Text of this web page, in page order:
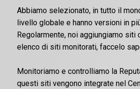
Abbiamo selezionato, in tutto il
livello globale e hanno versioni in
Regolarmente, noi aggiungiamo
elenco di siti monitorati, faccelo
Monitoriamo e controlliamo la
questi siti vengono integrate nel